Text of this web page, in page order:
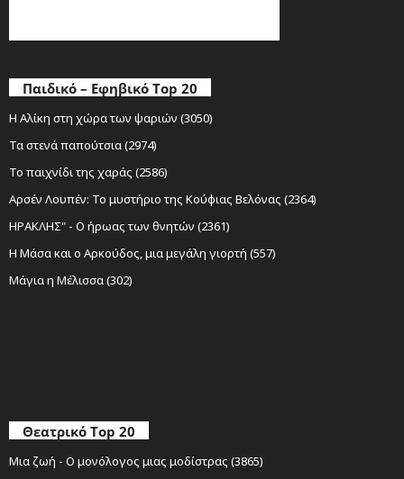
Παιδικό – Εφηβικό Top 20
Η Αλίκη στη χώρα των ψαριών (3050)
Τα στενά παπούτσια (2974)
Το παιχνίδι της χαράς (2586)
Αρσέν Λουπέν: Το μυστήριο της Κούφιας Βελόνας (2364)
ΗΡΑΚΛΗΣ" - Ο ήρωας των θνητών (2361)
Η Μάσα και ο Αρκούδος, μια μεγάλη γιορτή (557)
Μάγια η Μέλισσα (302)
Θεατρικό Top 20
Μια ζωή - Ο μονόλογος μιας μοδίστρας (3865)